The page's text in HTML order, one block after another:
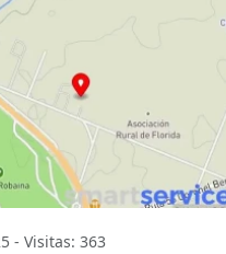
- Visitas: 363